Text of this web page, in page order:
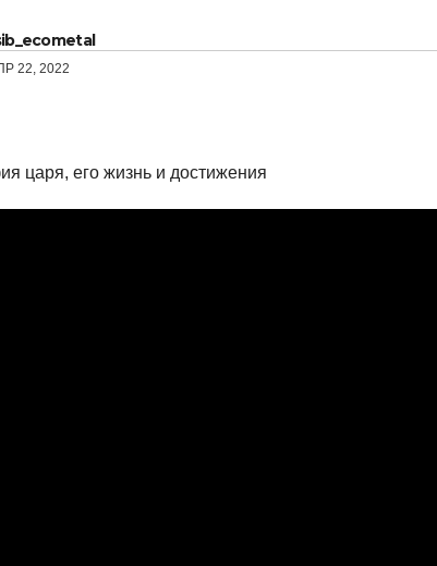
22, 2022